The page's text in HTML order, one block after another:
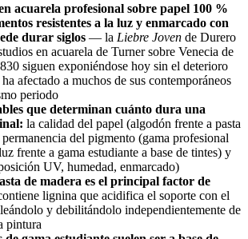
acuarela profesional sobre papel 100 %
resistentes a la luz y enmarcado con
durar siglos — la Liebre Joven de Durero
en acuarela de Turner sobre Venecia de
siguen exponiéndose hoy sin el deterioro
afectado a muchos de sus contemporáneos
periodo
que determinan cuánto dura una
la calidad del papel (algodón frente a pasta
del pigmento (gama profesional
frente a gama estudiante a base de tintes) y
UV, humedad, enmarcado)
de madera es el principal factor de
lignina que acidifica el soporte con el
y debilitándolo independientemente de
pintura